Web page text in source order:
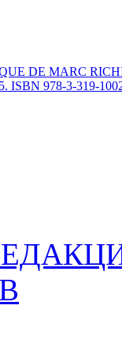
DE MARC
ISBN 978-3-319-